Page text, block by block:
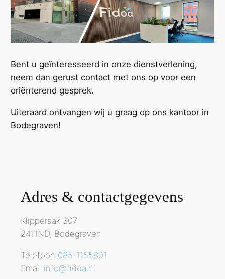
Bent u geïnteresseerd in onze dienstverlening,
neem dan gerust contact met ons op voor een
oriënterend gesprek.
Uiteraard ontvangen wij u graag op ons kantoor in
Bodegraven!
Adres & contactgegevens
Klipperaak 307
2411ND, Bodegraven
Telefoon 085-1155801
Email info@fidoa.nl